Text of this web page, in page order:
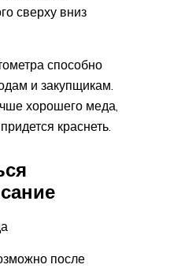
сверху вниз
способно
и закупщикам.
хорошего меда,
краснеть.
после